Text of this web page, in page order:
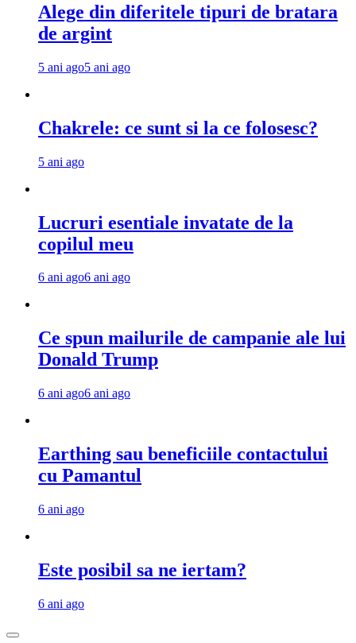
Alege din diferitele tipuri de bratara
de argint
5 ani ago5 ani ago
Chakrele: ce sunt si la ce folosesc?
5 ani ago
Lucruri esentiale invatate de la
copilul meu
6 ani ago6 ani ago
Ce spun mailurile de campanie ale lui
Donald Trump
6 ani ago6 ani ago
Earthing sau beneficiile contactului
cu Pamantul
6 ani ago
Este posibil sa ne iertam?
6 ani ago